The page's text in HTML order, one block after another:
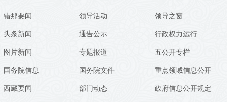
错那要闻
头条新闻
图片新闻
国务院信息
西藏要闻
领导活动
通告公示
专题报道
国务院文件
部门动态
领导之窗
行政权力运行
五公开专栏
重点领域信息公开
政府信息公开规定